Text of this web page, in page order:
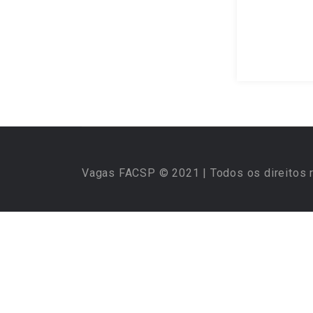
Vagas FACSP © 2021 | Todos os direitos